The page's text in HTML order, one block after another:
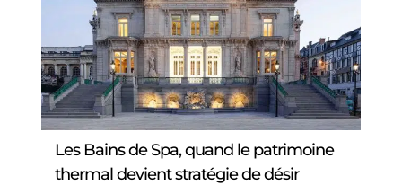
Les Bains de Spa, quand le patrimoine
thermal devient stratégie de désir